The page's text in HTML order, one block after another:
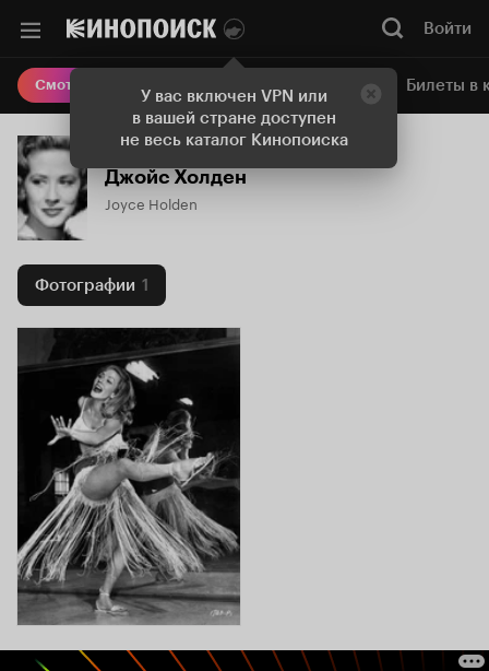
У вас включен VPN или
в вашей стране доступен
не весь каталог Кинопоиска
Войти
Смотреть кино Онлайн-кинотеатр Билеты в
Джойс Холден
Joyce Holden
Фотографии 1